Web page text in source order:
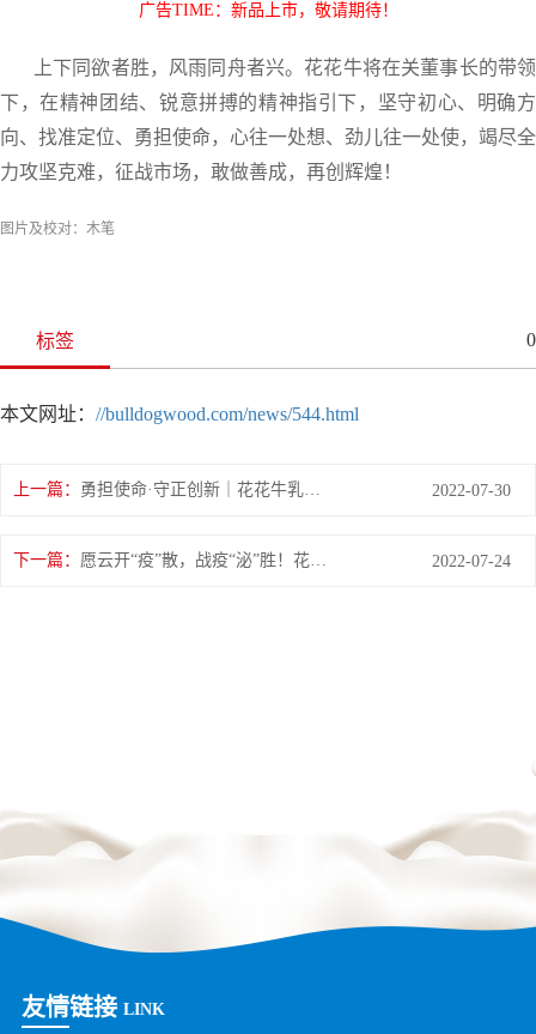
广告TIME：新品上市，敬请期待！
上下同欲者胜，风雨同舟者兴。花花牛将在关董事长的带领
下，在精神团结、锐意拼搏的精神指引下，坚守初心、明确方
向、找准定位、勇担使命，心往一处想、劲儿往一处使，竭尽全
力攻坚克难，征战市场，敢做善成，再创辉煌！
图片及校对：木笔
标签 0
本文网址： //bulldogwood.com/news/544.html
上一篇： 勇担使命·守正创新｜花花牛乳业集团召开营销、养殖及饲料月度经营工作会议 2022-07-30
下一篇： 愿云开“疫”散，战疫“泌”胜！花花牛爱心牛奶走进泌阳 2022-07-24
友情链接 LINK